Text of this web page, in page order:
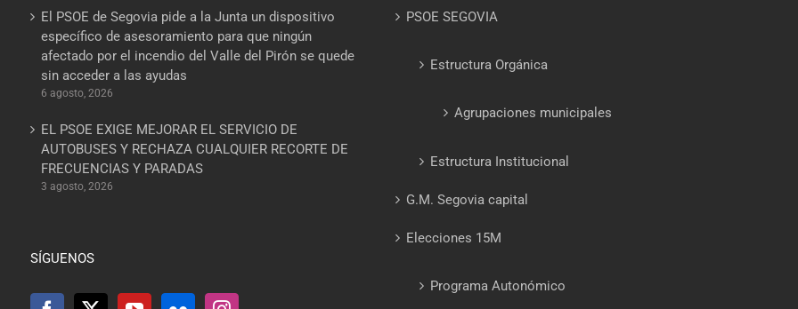
El PSOE de Segovia pide a la Junta un dispositivo
específico de asesoramiento para que ningún
afectado por el incendio del Valle del Pirón se quede
sin acceder a las ayudas
6 agosto, 2026
EL PSOE EXIGE MEJORAR EL SERVICIO DE
AUTOBUSES Y RECHAZA CUALQUIER RECORTE DE
FRECUENCIAS Y PARADAS
3 agosto, 2026
SÍGUENOS
PSOE SEGOVIA
Estructura Orgánica
Agrupaciones municipales
Estructura Institucional
G.M. Segovia capital
Elecciones 15M
Programa Autonómico